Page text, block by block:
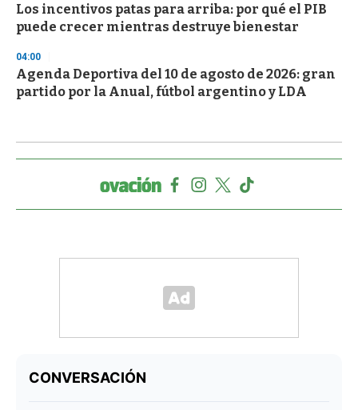
Los incentivos patas para arriba: por qué el PIB
puede crecer mientras destruye bienestar
04:00
Agenda Deportiva del 10 de agosto de 2026: gran
partido por la Anual, fútbol argentino y LDA